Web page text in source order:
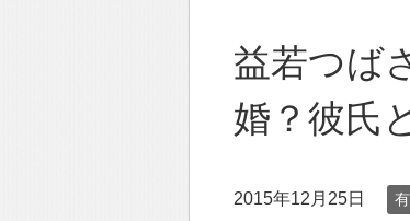
益若つば
婚？彼氏
2015年12月25日